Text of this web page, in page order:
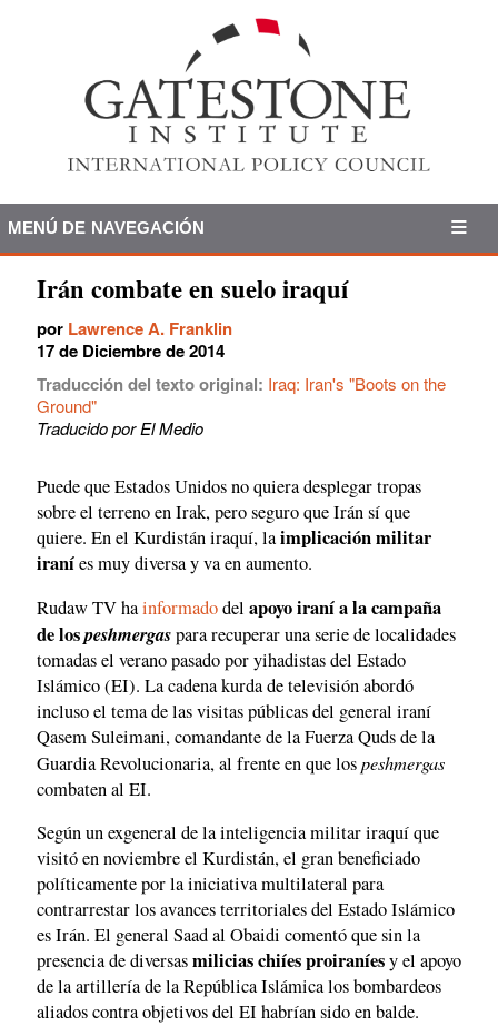
MENÚ DE NAVEGACIÓN
Irán combate en suelo iraquí
por Lawrence A. Franklin
17 de Diciembre de 2014
Traducción del texto original: Iraq: Iran's "Boots on the
Ground"
Traducido por El Medio
Puede que Estados Unidos no quiera desplegar tropas
sobre el terreno en Irak, pero seguro que Irán sí que
quiere. En el Kurdistán iraquí, laimplicación militar
iraníes muy diversa y va en aumento.
Rudaw TV hainformadodel apoyo iraní a la campaña
de lospeshmergaspara recuperar una serie de localidades
tomadas el verano pasado por yihadistas del Estado
Islámico (EI). La cadena kurda de televisión abordó
incluso el tema de las visitas públicas del general iraní
Qasem Suleimani, comandante de la Fuerza Quds de la
Guardia Revolucionaria, al frente en que lospeshmergas
combaten al EI.
Según un exgeneral de la inteligencia militar iraquí que
visitó en noviembre el Kurdistán, el gran beneficiado
políticamente por la iniciativa multilateral para
contrarrestar los avances territoriales del Estado Islámico
es Irán. El general Saad al Obaidi comentó que sin la
presencia de diversasmilicias chiíes proiraníesy el apoyo
de la artillería de la República Islámica los bombardeos
aliados contra objetivos del EI habrían sido en balde.